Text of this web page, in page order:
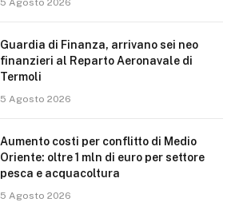
Guardia di Finanza, arrivano sei neo
finanzieri al Reparto Aeronavale di
Termoli
5 Agosto 2026
Aumento costi per conflitto di Medio
Oriente: oltre 1 mln di euro per settore
pesca e acquacoltura
5 Agosto 2026